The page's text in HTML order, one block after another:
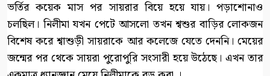
ভর্তির কয়েক মাস পর সায়রার বিয়ে হয়ে যায়। পড়াশোনাও
চলছিল। নিলীমা যখন পেটে আসলো তখন শ্বশুর বাড়ির লোকজন
বিশেষ করে শ্বাশুড়ী সায়রাকে আর কলেজে যেতে দেননি। মেয়ের
জন্মের পর থেকে সায়রা পুরোপুরি সংসারী হয়ে উঠেছে। এখন তার